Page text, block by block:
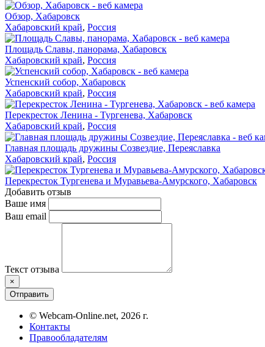
Обзор, Хабаровск
Хабаровский край, Россия
Площадь Славы, панорама, Хабаровск
Хабаровский край, Россия
Успенский собор, Хабаровск
Хабаровский край, Россия
Перекресток Ленина - Тургенева, Хабаровск
Хабаровский край, Россия
Главная площадь дружины Созвездие, Переяславка
Хабаровский край, Россия
Перекресток Тургенева и Муравьева-Амурского, Хабаровск
Добавить отзыв
Ваше имя
Ваш email
Текст отзыва
×
Отправить
© Webcam-Online.net, 2026 г.
Контакты
Правообладателям